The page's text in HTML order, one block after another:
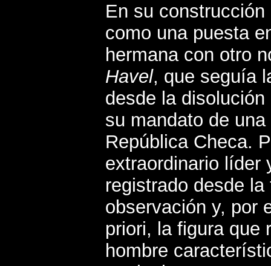
En su
como una puesta
hermana con otro
Havel, que seguía
desde la
su mandato de
República Checa.
extraordinario líder
registrado desde
observación y, por
priori, la figura que
hombre